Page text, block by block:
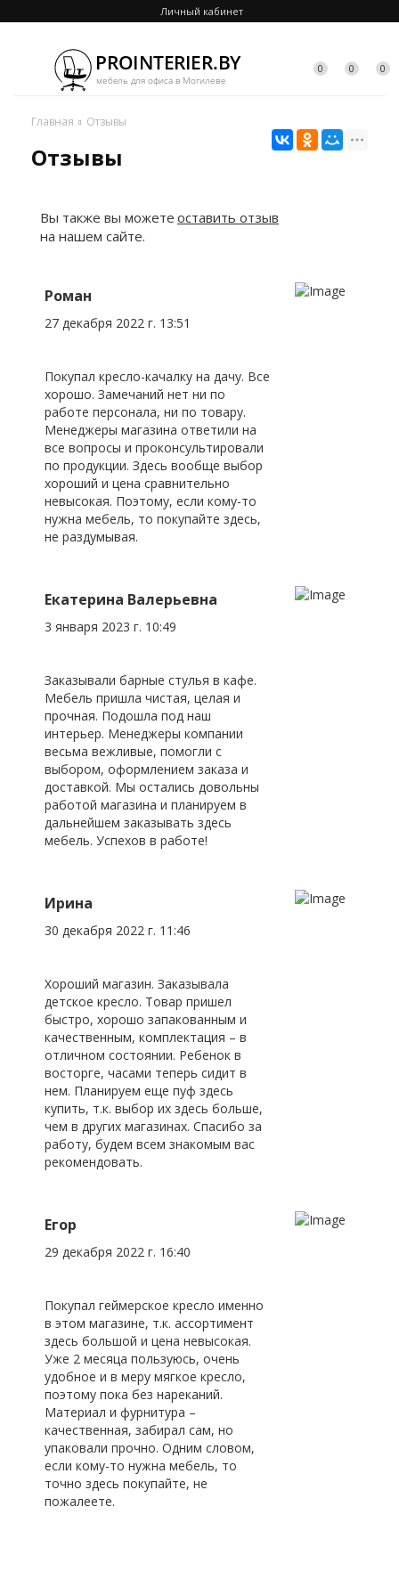
Личный кабинет
0 0 0
Главная Отзывы
Отзывы
Вы также вы можете оставить отзыв
на нашем сайте.
Роман
27 декабря 2022 г. 13:51
Покупал кресло-качалку на дачу. Все
хорошо. Замечаний нет ни по
работе персонала, ни по товару.
Менеджеры магазина ответили на
все вопросы и проконсультировали
по продукции. Здесь вообще выбор
хороший и цена сравнительно
невысокая. Поэтому, если кому-то
нужна мебель, то покупайте здесь,
не раздумывая.
Екатерина Валерьевна
3 января 2023 г. 10:49
Заказывали барные стулья в кафе.
Мебель пришла чистая, целая и
прочная. Подошла под наш
интерьер. Менеджеры компании
весьма вежливые, помогли с
выбором, оформлением заказа и
доставкой. Мы остались довольны
работой магазина и планируем в
дальнейшем заказывать здесь
мебель. Успехов в работе!
Ирина
30 декабря 2022 г. 11:46
Хороший магазин. Заказывала
детское кресло. Товар пришел
быстро, хорошо запакованным и
качественным, комплектация – в
отличном состоянии. Ребенок в
восторге, часами теперь сидит в
нем. Планируем еще пуф здесь
купить, т.к. выбор их здесь больше,
чем в других магазинах. Спасибо за
работу, будем всем знакомым вас
рекомендовать.
Егор
29 декабря 2022 г. 16:40
Покупал геймерское кресло именно
в этом магазине, т.к. ассортимент
здесь большой и цена невысокая.
Уже 2 месяца пользуюсь, очень
удобное и в меру мягкое кресло,
поэтому пока без нареканий.
Материал и фурнитура –
качественная, забирал сам, но
упаковали прочно. Одним словом,
если кому-то нужна мебель, то
точно здесь покупайте, не
пожалеете.